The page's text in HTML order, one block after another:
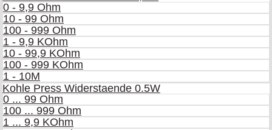
0 - 9,9 Ohm
10 - 99 Ohm
100 - 999 Ohm
1 - 9,9 KOhm
10 - 99,9 KOhm
100 - 999 KOhm
1 - 10M
Kohle Press Widerstaende 0.5W
0 ... 99 Ohm
100 ... 999 Ohm
1 ... 9,9 KOhm